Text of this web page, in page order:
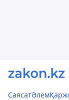
СаясатӘлем